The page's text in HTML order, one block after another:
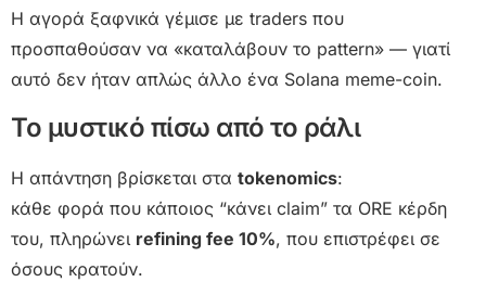
Η αγορά ξαφνικά γέμισε με traders που
προσπαθούσαν να «καταλάβουν το pattern» — γιατί
αυτό δεν ήταν απλώς άλλο ένα Solana meme-coin.
Το μυστικό πίσω από το ράλι
Η απάντηση βρίσκεται στα tokenomics:
κάθε φορά που κάποιος “κάνει claim” τα ORE κέρδη
του, πληρώνει refining fee 10%, που επιστρέφει σε
όσους κρατούν.